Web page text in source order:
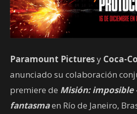
Paramount Picturesy Coca-
anunciado su colaboración
premiere de Misión: imposible
fantasmaen Río de Janeiro,